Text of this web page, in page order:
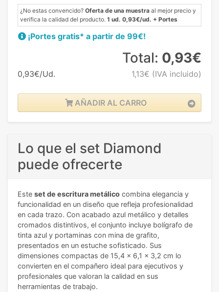
¿No estas convencido? Oferta de una muestra al mejor precio y
verifica la calidad del producto. 1 ud. 0,93€/ud. + Portes
¡Portes gratis* a partir de 99€!
0,93€/Ud.
Total: 0,93€
1,13€ (IVA incluido)
AÑADIR AL CARRO
Lo que el set Diamond
puede ofrecerte
Este set de escritura metálico combina elegancia y
funcionalidad en un diseño que refleja profesionalidad
en cada trazo. Con acabado azul metálico y detalles
cromados distintivos, el conjunto incluye bolígrafo de
tinta azul y portaminas con mina de grafito,
presentados en un estuche sofisticado. Sus
dimensiones compactas de 15,4 x 6,1 x 3,2 cm lo
convierten en el compañero ideal para ejecutivos y
profesionales que valoran la calidad en sus
herramientas de trabajo.